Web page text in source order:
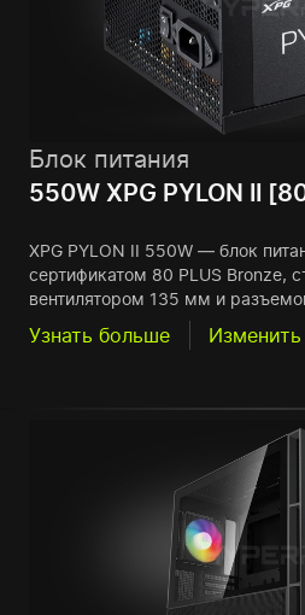
Блок питания
550W XPG PYLON II
XPG PYLON II 550W — блок
сертификатом 80 PLUS Bronze,
вентилятором 135 мм и
Узнать больше Изменить